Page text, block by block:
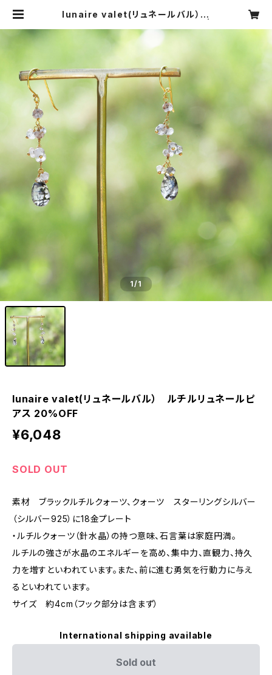
lunaire valet(リュネールバル）
CARNIER MIKI
1/1
lunaire valet(リュネールバル） ルチルリュネールピ
アス 20%OFF
¥6,048
SOLD OUT
素材 ブラックルチルクォーツ、クォーツ スターリングシルバー
（シルバー925）に18金プレート
・ルチルクォーツ（針水晶）の持つ意味、石言葉は家庭円満。
ルチルの強さが水晶のエネルギーを高め、集中力、直観力、持久
力を増すといわれています。また、前に進む勇気を行動力に与え
るといわれています。
サイズ 約4cm（フック部分は含まず）
International shipping available
Sold out